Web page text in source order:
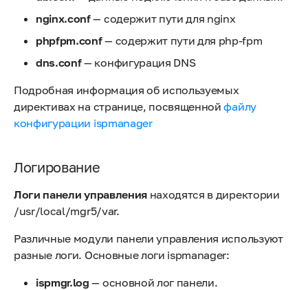
nginx.conf— содержит пути для nginx
phpfpm.conf— содержит пути для php-fpm
dns.conf— конфигурация DNS
Подробная информация об используемых
директивах на странице, посвященнойфайлу
конфигурации ispmanager
Логирование
Логи панели управлениянаходятся в директории
/usr/local/mgr5/var.
Различные модули панели управления используют
разные логи. Основные логи ispmanager:
ispmgr.log — основной лог панели.